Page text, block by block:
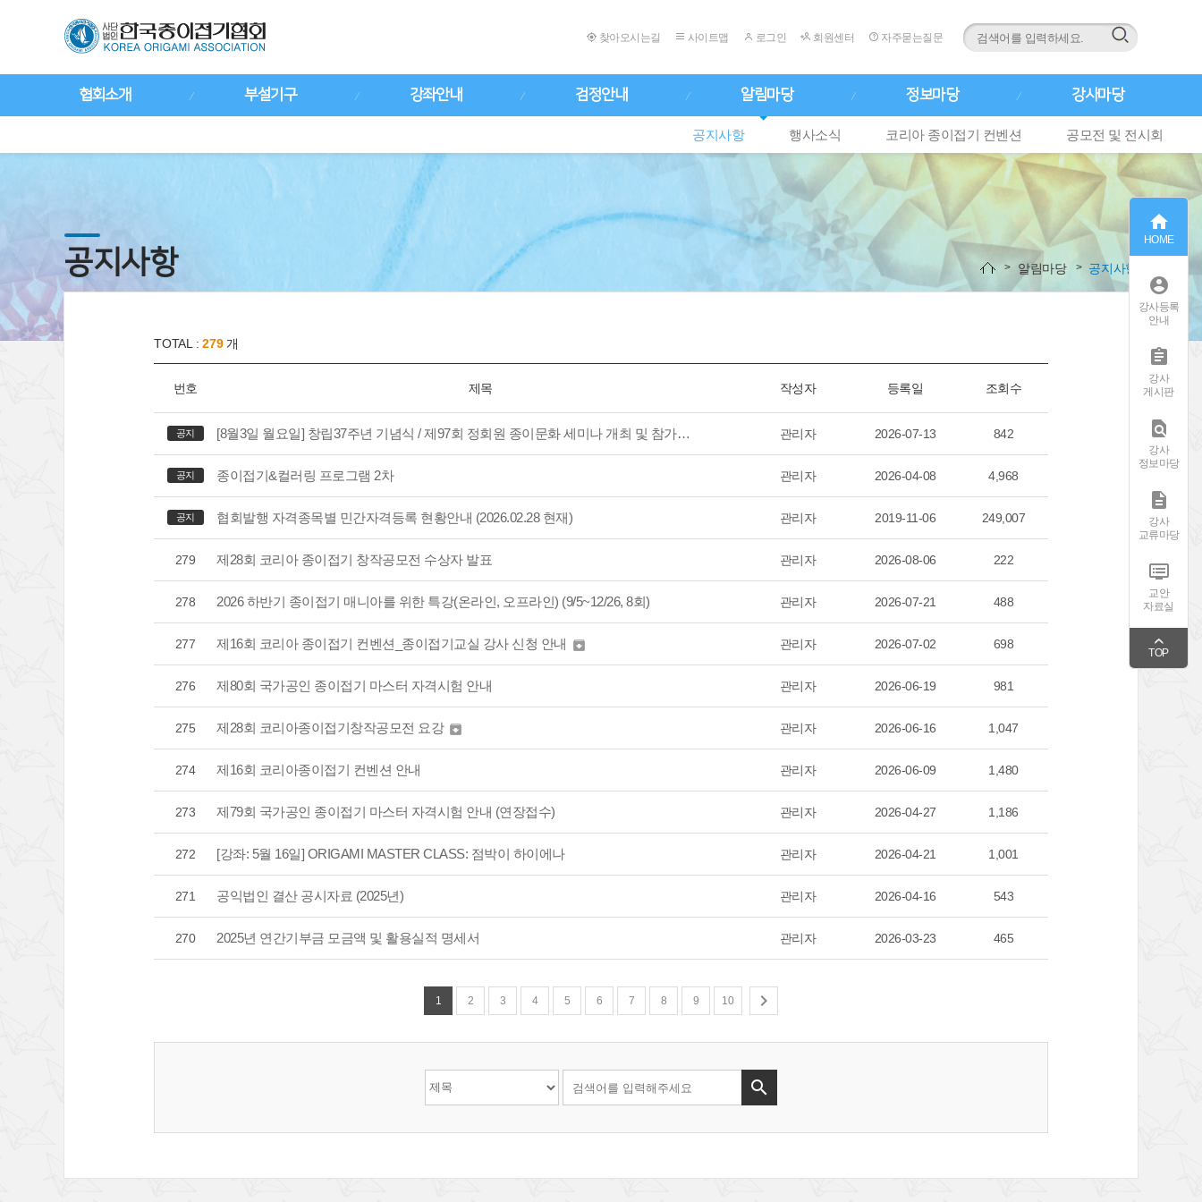
찾아오시는길 사이트맵 로그인 회원센터 자주묻는질문
협회소개 부설기구 강좌안내 검정안내 알림마당
공지사항 행사소식 코리아 종이접기 컨벤션 공모전 및 전시회
정보마당 강사마당
공지사항 알림마당 공지사항
TOTAL : 279개
번호 제목 작성자 등록일 조회수
공지 [8월3일 월요일] 창립37주년 기념식 / 제97회 정회원 종이문화 세미나 개최 및 참가 안내 관리자 2026-07-13 842
공지 종이접기&컬러링 프로그램 2차 관리자 2026-04-08 4,968
공지 협회발행 자격종목별 민간자격등록 현황안내 (2026.02.28 현재) 관리자 2019-11-06 249,007
279 제28회 코리아 종이접기 창작공모전 수상자 발표 관리자 2026-08-06 222
278 2026 하반기 종이접기 매니아를 위한 특강(온라인, 오프라인) (9/5~12/26, 8회) 관리자 2026-07-21 488
277 제16회 코리아 종이접기 컨벤션_ 종이접기교실 강사 신청 안내  관리자 2026-07-02 698
276 제80회 국가공인 종이접기 마스터 자격시험 안내 관리자 2026-06-19 981
275 제28회 코리아종이접기창작공모전 요강  관리자 2026-06-16 1,047
274 제16회 코리아종이접기 컨벤션 안내 관리자 2026-06-09 1,480
273 제79회 국가공인 종이접기 마스터 자격시험 안내 (연장접수) 관리자 2026-04-27 1,186
272 [강좌: 5월 16일] ORIGAMI MASTER CLASS: 점박이 하이에나 관리자 2026-04-21 1,001
271 공익법인 결산 공시자료 (2025년) 관리자 2026-04-16 543
270 2025년 연간기부금 모금액 및 활용실적 명세서 관리자 2026-03-23 465
1 2 3 4 5 6 7 8 9 10 


HOME

강사등록
안내

강사
게시판

강사
정보마당

강사
교류마당

교안
자료실
TOP